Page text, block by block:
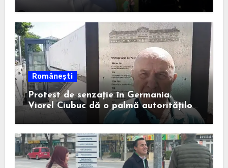
Românești
Protest de senzație în Germania.
Viorel Ciubuc dă o palmă autorităților
din România. Bravo, domnule inginer!